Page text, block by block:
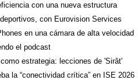
con una nueva estructura
con Eurovision Services
en una cámara de alta velocidad
el podcast
estrategia: lecciones de 'Sirât'
la “conectividad crítica” en ISE 2026